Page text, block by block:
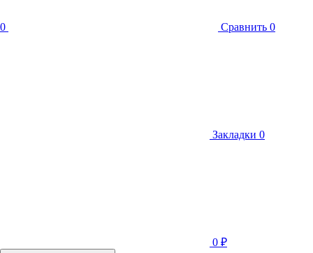
0 Сравнить 0
Закладки 0
0 ₽